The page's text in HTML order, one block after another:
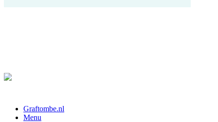
Graftombe.nl
Menu